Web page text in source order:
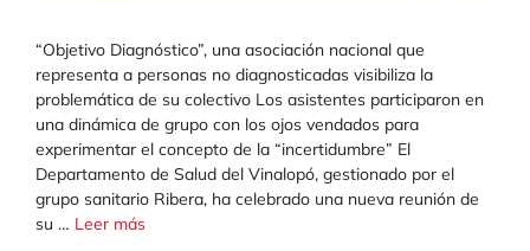
“Objetivo Diagnóstico”, una asociación nacional que
representa a personas no diagnosticadas visibiliza la
problemática de su colectivo Los asistentes participaron en
una dinámica de grupo con los ojos vendados para
experimentar el concepto de la “incertidumbre” El
Departamento de Salud del Vinalopó, gestionado por el
grupo sanitario Ribera, ha celebrado una nueva reunión de
su … Leer más